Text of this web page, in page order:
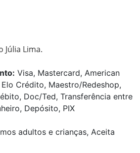
Júlia Lima.
Visa, Mastercard, American
Crédito, Maestro/Redeshop,
Doc/Ted, Transferência entre
Depósito, PIX
adultos e crianças, Aceita